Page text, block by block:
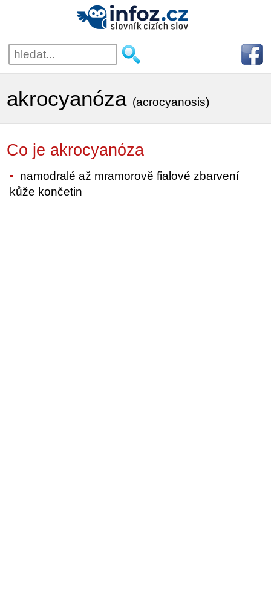
akrocyanóza (acrocyanosis)
Co je akrocyanóza
namodralé až mramorově fialové zbarvení
kůže končetin